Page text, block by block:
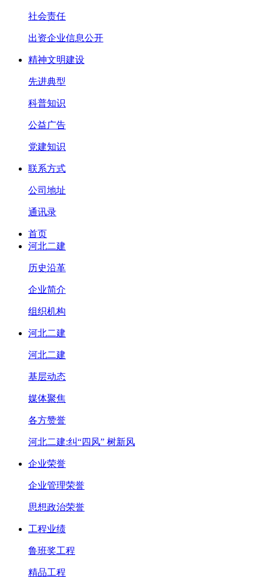
社会责任
出资企业信息公开
精神文明建设
先进典型
科普知识
公益广告
党建知识
联系方式
公司地址
通讯录
首页
河北二建
历史沿革
企业简介
组织机构
河北二建
河北二建
基层动态
媒体聚焦
各方赞誉
河北二建:纠“四风” 树新风
企业荣誉
企业管理荣誉
思想政治荣誉
工程业绩
鲁班奖工程
精品工程